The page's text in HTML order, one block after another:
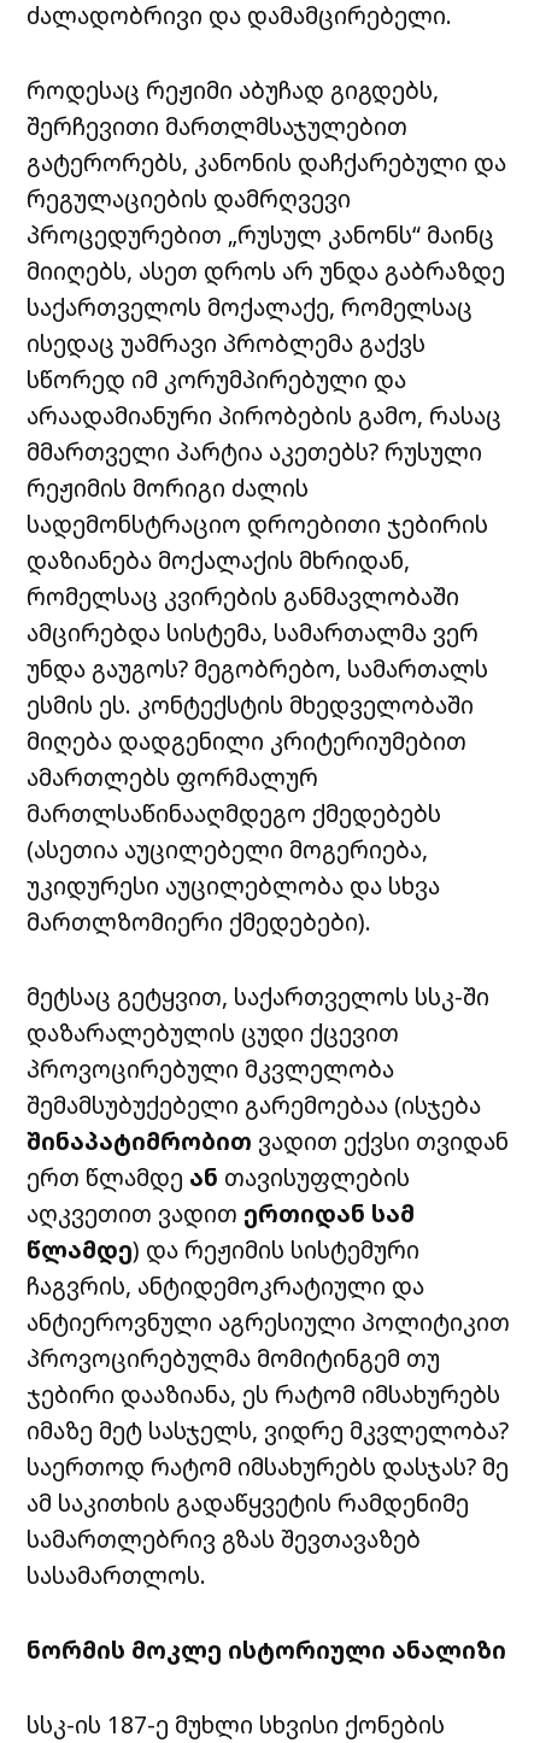
ძალადობრივი და დამამცირებელი.
როდესაც რეჟიმი აბუჩად გიგდებს,
შერჩევითი მართლმსაჯულებით
გატერორებს, კანონის დაჩქარებული და
რეგულაციების დამრღვევი
პროცედურებით „რუსულ კანონს“ მაინც
მიიღებს, ასეთ დროს არ უნდა გაბრაზდე
საქართველოს მოქალაქე, რომელსაც
ისედაც უამრავი პრობლემა გაქვს
სწორედ იმ კორუმპირებული და
არაადამიანური პირობების გამო, რასაც
მმართველი პარტია აკეთებს? რუსული
რეჟიმის მორიგი ძალის
სადემონსტრაციო დროებითი ჯებირის
დაზიანება მოქალაქის მხრიდან,
რომელსაც კვირების განმავლობაში
ამცირებდა სისტემა, სამართალმა ვერ
უნდა გაუგოს? მეგობრებო, სამართალს
ესმის ეს. კონტექსტის მხედველობაში
მიღება დადგენილი კრიტერიუმებით
ამართლებს ფორმალურ
მართლსაწინააღმდეგო ქმედებებს
(ასეთია აუცილებელი მოგერიება,
უკიდურესი აუცილებლობა და სხვა
მართლზომიერი ქმედებები).
მეტსაც გეტყვით, საქართველოს სსკ-ში
დაზარალებულის ცუდი ქცევით
პროვოცირებული მკვლელობა
შემამსუბუქებელი გარემოებაა (ისჯება
შინაპატიმრობით ვადით ექვსი თვიდან
ერთ წლამდე ან თავისუფლების
აღკვეთით ვადით ერთიდან სამ
წლამდე) და რეჟიმის სისტემური
ჩაგვრის, ანტიდემოკრატიული და
ანტიეროვნული აგრესიული პოლიტიკით
პროვოცირებულმა მომიტინგემ თუ
ჯებირი დააზიანა, ეს რატომ იმსახურებს
იმაზე მეტ სასჯელს, ვიდრე მკვლელობა?
საერთოდ რატომ იმსახურებს დასჯას? მე
ამ საკითხის გადაწყვეტის რამდენიმე
სამართლებრივ გზას შევთავაზებ
სასამართლოს.
ნორმის მოკლე ისტორიული ანალიზი
სსკ-ის 187-ე მუხლი სხვისი ქონების